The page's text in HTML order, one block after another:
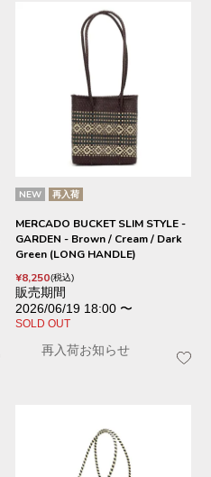
NEW 再入荷
MERCADO BUCKET SLIM STYLE -
GARDEN - Brown / Cream / Dark
Green (LONG HANDLE)
¥8,250 税込
販売期間
2026/06/19 18:00 〜
SOLD OUT
再入荷お知らせ